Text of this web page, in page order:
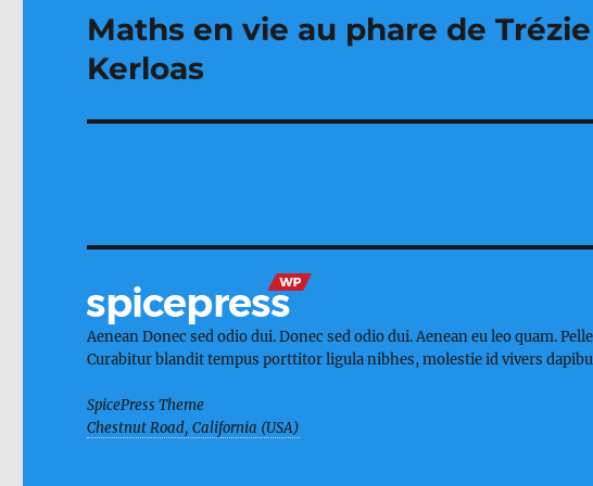
Publication
suivante :
Maths en vie au phare de
Kerloas
Aenean Donec sed odio dui. Donec sed odio dui. Aenean eu leo quam.
Curabitur blandit tempus porttitor ligula nibhes, molestie id vivers
SpicePress Theme
Chestnut Road, California (USA)